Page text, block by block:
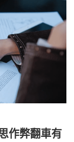
作弊翻車有